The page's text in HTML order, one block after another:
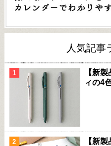
人気記事
【新
ィの4
【新